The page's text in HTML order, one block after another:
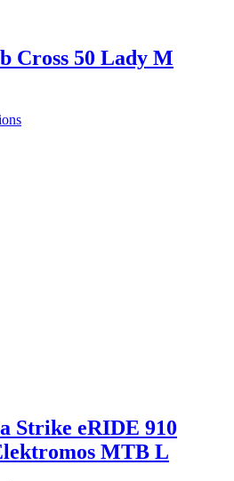
Cross 50 Lady M
Strike eRIDE 910
MTB L